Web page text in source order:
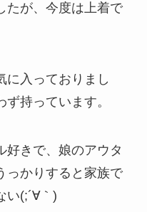
たが、今度は上着で
に入っておりまし
持っています。
好きで、娘のアウタ
っかりすると家族で
い(;´∀｀)